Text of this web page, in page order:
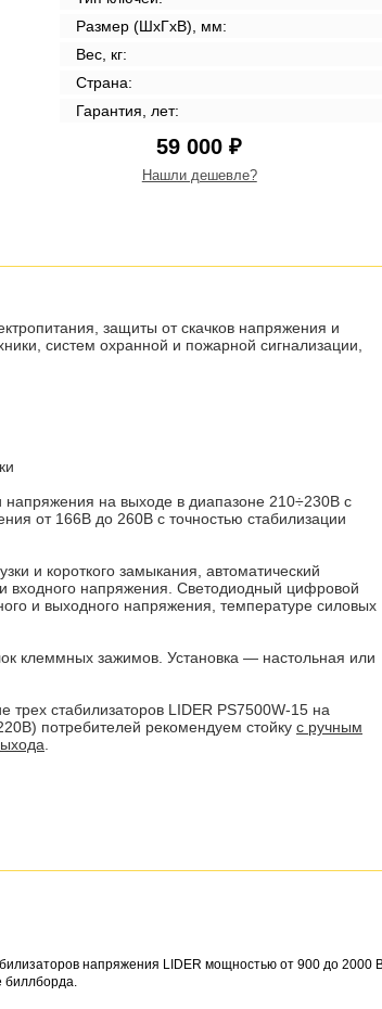
Размер (ШxГxВ), мм:
Вес, кг:
Страна:
Гарантия, лет:
59 000 ₽
Нашли дешевле?
защиты от скачков напряжения и
систем охранной и пожарной сигнализации,
напряжения на выходе в диапазоне 210÷230В с
от 166В до 260В с точностью стабилизации
и короткого замыкания, автоматический
входного напряжения. Светодиодный цифровой
и выходного напряжения, температуре силовых
клеммных зажимов. Установка — настольная или
стабилизаторов LIDER PS7500W-15 на
потребителей рекомендуем стойку с ручным
напряжения LIDER мощностью от 900 до 2000